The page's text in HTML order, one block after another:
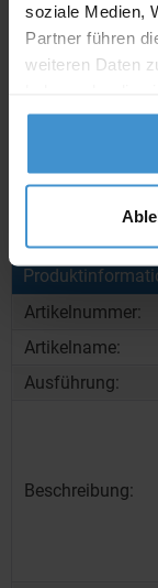
soziale Medien,
Partner führen
weiteren Daten
gesammelt
Werbeanbringung
der Produktion:
Artikelnummer:
Artikelname:
Ausführung:
Beschreibung: